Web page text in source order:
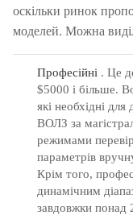
оскільки ринок
моделей. Можна
Професійні . Це
$5000 і більше.
які необхідні для
ВОЛЗ за
режимами
параметрів
Крім того,
динамічним
завдовжки понад